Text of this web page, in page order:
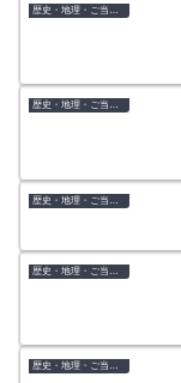
歴史・地理・ご当地検定
歴史・地理・ご当地検定
歴史・地理・ご当地検定
歴史・地理・ご当地検定